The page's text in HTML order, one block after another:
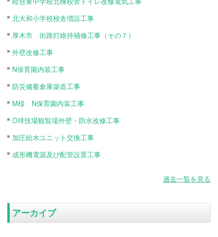
北大和小学校校舎増設工事
厚木市 街路灯維持補修工事（その７）
外壁改修工事
N保育園内装工事
防災備蓄倉庫築造工事
M様 N保育園内装工事
O球技場観覧場外壁・防水改修工事
加圧給水ユニット交換工事
成形機電源及び配管設置工事
過去一覧を見る
アーカイブ